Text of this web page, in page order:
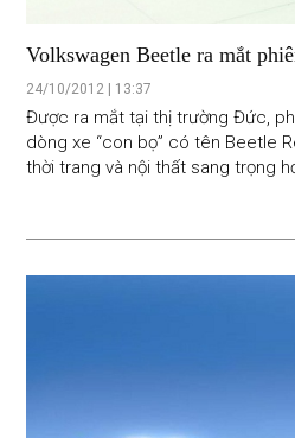
Volkswagen Beetle ra mắt
24/10/2012 | 13:37
Được ra mắt tại thị trường Đức,
dòng xe “con bọ” có tên Beetle
thời trang và nội thất sang trọng